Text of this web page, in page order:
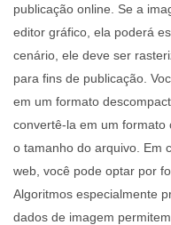
publicação online. Se a
editor gráfico, ela poderá
cenário, ele deve ser
para fins de publicação.
em um formato
convertê-la em um
o tamanho do arquivo. Em
web, você pode optar por
Algoritmos especialmente
dados de imagem